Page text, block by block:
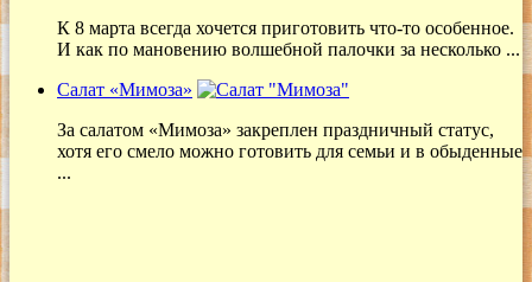
К 8 марта всегда хочется приготовить что-то особенное.
И как по мановению волшебной палочки за несколько ...
Салат «Мимоза»
За салатом «Мимоза» закреплен праздничный статус,
хотя его смело можно готовить для семьи и в обыденные
...